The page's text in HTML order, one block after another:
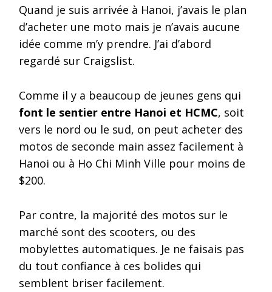
Quand je suis arrivée à Hanoi, j’avais le plan
d’acheter une moto mais je n’avais aucune
idée comme m’y prendre. J’ai d’abord
regardé sur Craigslist.
Comme il y a beaucoup de jeunes gens qui
font le sentier entre Hanoi et HCMC, soit
vers le nord ou le sud, on peut acheter des
motos de seconde main assez facilement à
Hanoi ou à Ho Chi Minh Ville pour moins de
$200.
Par contre, la majorité des motos sur le
marché sont des scooters, ou des
mobylettes automatiques. Je ne faisais pas
du tout confiance à ces bolides qui
semblent briser facilement.